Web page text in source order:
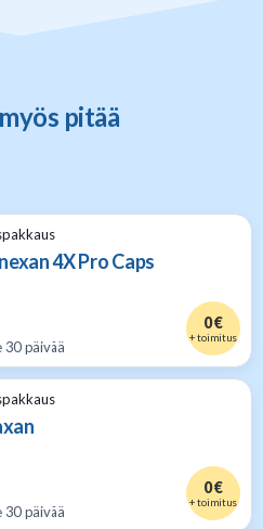
pitää
4X Pro Caps
30 päivää
0 €
+ toimitus
30 päivää
0 €
+ toimitus